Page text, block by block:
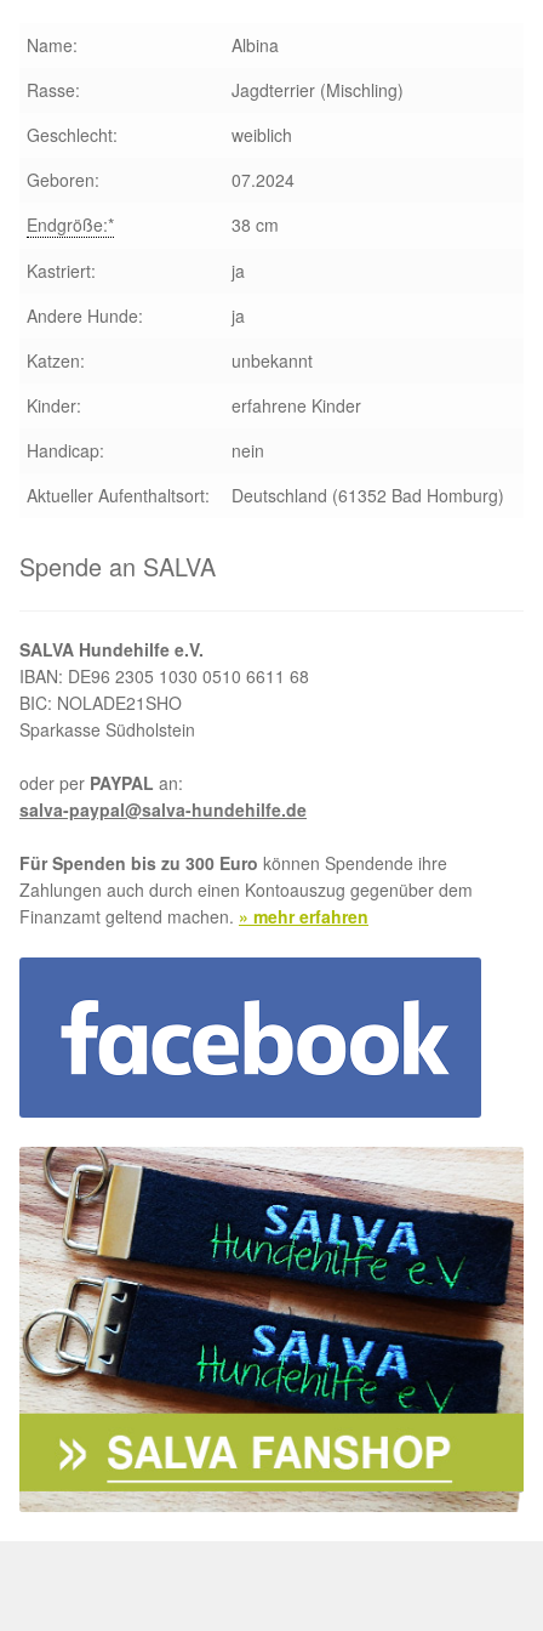
Regenbogenbrücke
SALVA News
Reiseberichte
Kreativprojekte
Unsere Partnertierheime
Updates „Hilfe La Linea“
Partnertierheim in Bulgarien
Partnertierheim in Polen
Name:
Albina
Rasse:
Jagdterrier (Mischling)
Geschlecht:
weiblich
Geboren:
07.2024
Endgröße:*
38 cm
Kastriert:
ja
Andere Hunde:
ja
Katzen:
unbekannt
Kinder:
erfahrene Kinder
Handicap:
nein
Aktueller Aufenthaltsort:
Deutschland (61352 Bad Homburg)
Spende an SALVA
SALVA Hundehilfe e.V.
IBAN: DE96 2305 1030 0510 6611 68
BIC: NOLADE21SHO
Sparkasse Südholstein
oder per PAYPAL an:
salva-paypal@salva-hundehilfe.de
Für Spenden bis zu 300 Euro können Spendende ihre
Zahlungen auch durch einen Kontoauszug gegenüber dem
Finanzamt geltend machen. » mehr erfahren